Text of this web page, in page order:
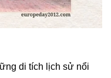
di tích lịch sử nổi